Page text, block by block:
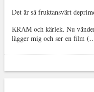
Det är så fruktansvärt
KRAM och kärlek. Nu
lägger mig och ser en film